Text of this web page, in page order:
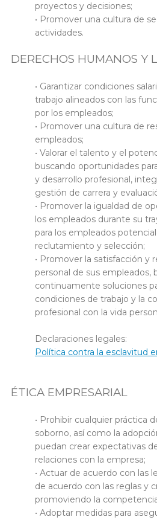
proyectos y decisiones;
• Promover una cultura de
actividades.
DERECHOS HUMANOS Y
• Garantizar condiciones
trabajo alineados con las
por los empleados;
• Promover una cultura de
empleados;
• Valorar el talento y el
buscando oportunidades
y desarrollo profesional,
gestión de carrera y
• Promover la igualdad de
los empleados durante su
para los empleados
reclutamiento y selección;
• Promover la satisfacción y
personal de sus empleados,
continuamente soluciones
condiciones de trabajo y la
profesional con la vida
Declaraciones legales:
Política contra la esclavitud
ÉTICA EMPRESARIAL
• Prohibir cualquier práctica
soborno, así como la
puedan crear expectativas
relaciones con la empresa;
• Actuar de acuerdo con las
de acuerdo con las reglas y
promoviendo la
• Adoptar medidas para